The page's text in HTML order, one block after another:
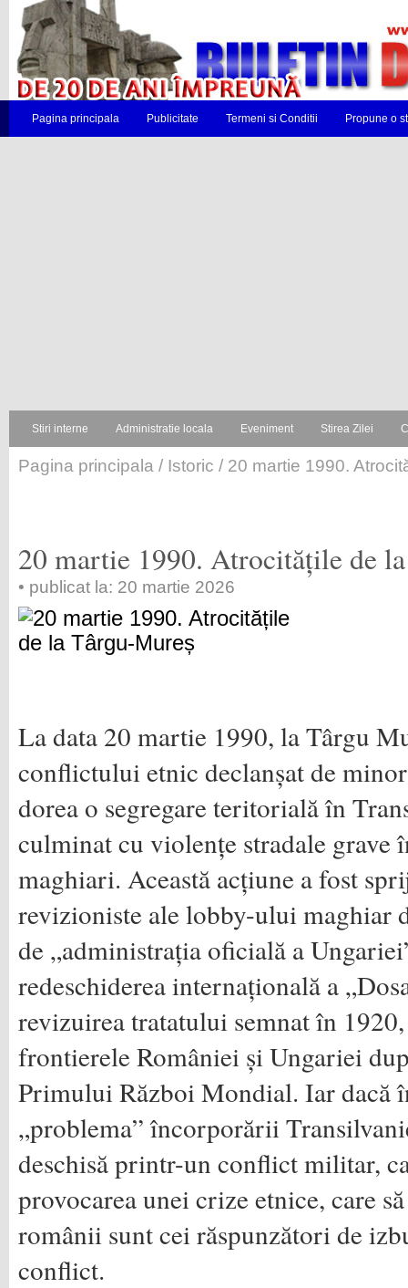
Pagina principala Publicitate Termeni si Conditii Propune o
Stiri interne Administratie locala Eveniment Stirea Zilei
Pagina principala / Istoric / 20 martie 1990.
20 martie 1990. Atrocitățile de
• publicat la: 20 martie 2026
La data 20 martie 1990, la Târgu
conflictului etnic declanșat de
dorea o segregare teritorială în
culminat cu violențe stradale grave
maghiari. Această acțiune a fost
revizioniste ale lobby-ului maghiar
de „administrația oficială a
redeschiderea internațională a
revizuirea tratatului semnat în
frontierele României și Ungariei
Primului Război Mondial. Iar dacă
„problema” încorporării
deschisă printr-un conflict militar,
provocarea unei crize etnice, care
românii sunt cei răspunzători de
conflict.